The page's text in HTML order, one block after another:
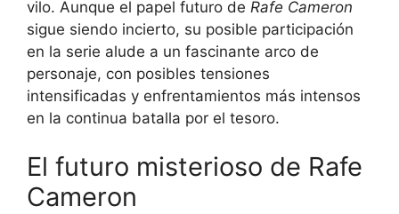
vilo. Aunque el papel futuro de Rafe Cameron
sigue siendo incierto, su posible participación
en la serie alude a un fascinante arco de
personaje, con posibles tensiones
intensificadas y enfrentamientos más intensos
en la continua batalla por el tesoro.
El futuro misterioso de Rafe
Cameron